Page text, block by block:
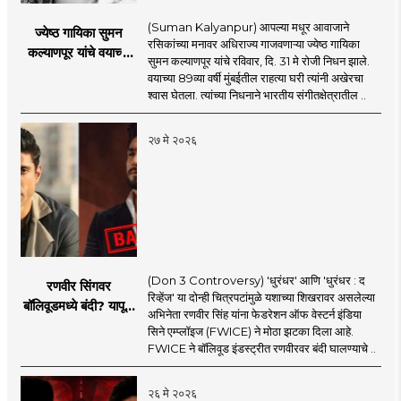
ज्येष्ठ गायिका सुमन
कल्याणपूर यांचे वयाच्या
(Suman Kalyanpur) आपल्या मधूर आवाजाने
रसिकांच्या मनावर अधिराज्य गाजवणाऱ्या ज्येष्ठ गायिका
सुमन कल्याणपूर यांचे रविवार, दि. 31 मे रोजी निधन झाले.
वयाच्या 89व्या वर्षी मुंबईतील राहत्या घरी त्यांनी अखेरचा
श्वास घेतला. त्यांच्या निधनाने भारतीय संगीतक्षेत्रातील ..
२७ मे २०२६
रणवीर सिंगवर
बॉलिवूडमध्ये बंदी? यापूर्वी
(Don 3 Controversy) 'धुरंधर' आणि 'धुरंधर : द
रिव्हेंज' या दोन्ही चित्रपटांमुळे यशाच्या शिखरावर असलेल्या
अभिनेता रणवीर सिंह यांना फेडरेशन ऑफ वेस्टर्न इंडिया
सिने एम्प्लॉइज (FWICE) ने मोठा झटका दिला आहे.
FWICE ने बॉलिवूड इंडस्ट्रीत रणवीरवर बंदी घालण्याचे ..
२६ मे २०२६